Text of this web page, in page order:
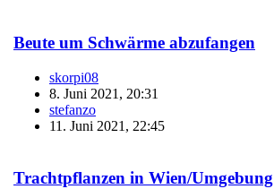
Beute um Schwärme abzufangen
skorpi08
8. Juni 2021, 20:31
stefanzo
11. Juni 2021, 22:45
Trachtpflanzen in Wien/Umgebung